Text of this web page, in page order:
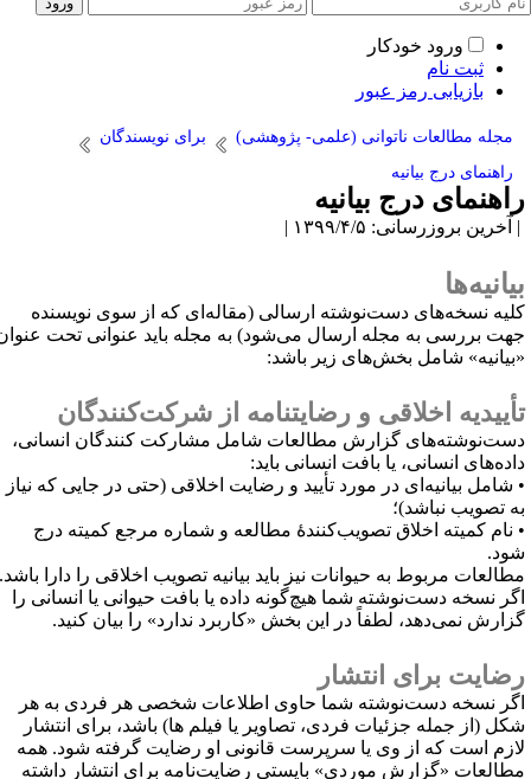
ورود خودکار
ثبت نام
بازیابی رمز عبور
مجله مطالعات ناتوانی (علمی- پژوهشی)
برای نویسندگان
راهنمای درج بیانیه
درج بیانیه
بروزرسانی: ۱۳۹۹/۴/۵ |
نسخه‌های دست‌نوشته ارسالی (مقاله‌ای که از سوی نویسنده
بررسی به مجله ارسال می‌شود) به مجله باید عنوانی تحت عنوان
شامل بخش‌های زیر باشد:
اخلاقی و رضایتنامه از شرکت‌کنندگان
گزارش مطالعات شامل مشارکت کنندگان انسانی،
انسانی، یا بافت انسانی باید:
شامل بیانیه‌ای در مورد تأیید و رضایت اخلاقی (حتی در جایی که نیاز
تصویب نباشد)؛
نام کمیته اخلاق تصویب‌کنندهٔ مطالعه و شماره مرجع کمیته درج
مربوط به حیوانات نیز باید بیانیه تصویب اخلاقی را دارا باشد.
نسخه دست‌نوشته شما هیچ‌گونه داده یا بافت حیوانی یا انسانی را
نمی‌دهد، لطفاً در این بخش «کاربرد ندارد» را بیان کنید.
برای انتشار
نسخه دست‌نوشته شما حاوی اطلاعات شخصی هر فردی به هر
(از جمله جزئیات فردی، تصاویر یا فیلم ها) باشد، برای انتشار
است که از وی یا سرپرست قانونی او رضایت گرفته شود. همه
«گزارش موردی» بایستی رضایت‌نامه برای انتشار داشته